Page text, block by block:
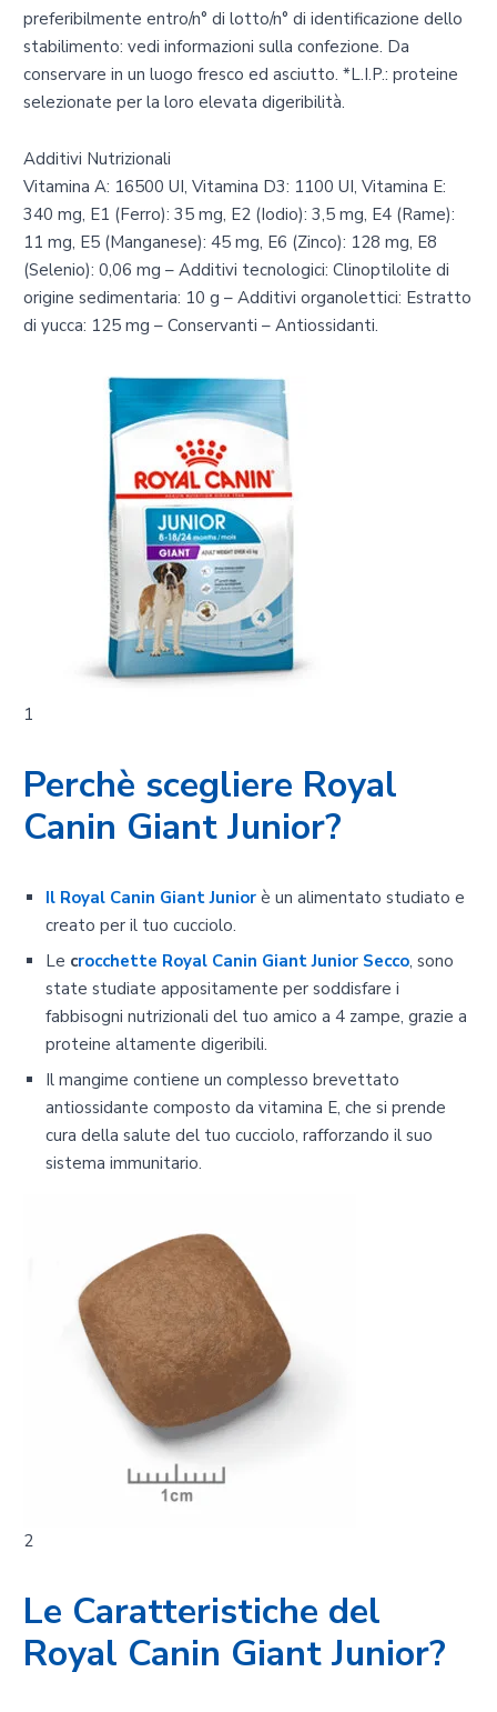
preferibilmente entro/n° di lotto/n° di identificazione dello
stabilimento: vedi informazioni sulla confezione. Da
conservare in un luogo fresco ed asciutto. *L.I.P.: proteine
selezionate per la loro elevata digeribilità.
Additivi Nutrizionali
Vitamina A: 16500 UI, Vitamina D3: 1100 UI, Vitamina E:
340 mg, E1 (Ferro): 35 mg, E2 (Iodio): 3,5 mg, E4 (Rame):
11 mg, E5 (Manganese): 45 mg, E6 (Zinco): 128 mg, E8
(Selenio): 0,06 mg – Additivi tecnologici: Clinoptilolite di
origine sedimentaria: 10 g – Additivi organolettici: Estratto
di yucca: 125 mg – Conservanti – Antiossidanti.
1
Perchè scegliere Royal
Canin Giant Junior?
Il Royal Canin Giant Junior è un alimentato studiato e
creato per il tuo cucciolo.
Le crocchette Royal Canin Giant Junior Secco, sono
state studiate appositamente per soddisfare i
fabbisogni nutrizionali del tuo amico a 4 zampe, grazie a
proteine altamente digeribili.
Il mangime contiene un complesso brevettato
antiossidante composto da vitamina E, che si prende
cura della salute del tuo cucciolo, rafforzando il suo
sistema immunitario.
2
Le Caratteristiche del
Royal Canin Giant Junior?